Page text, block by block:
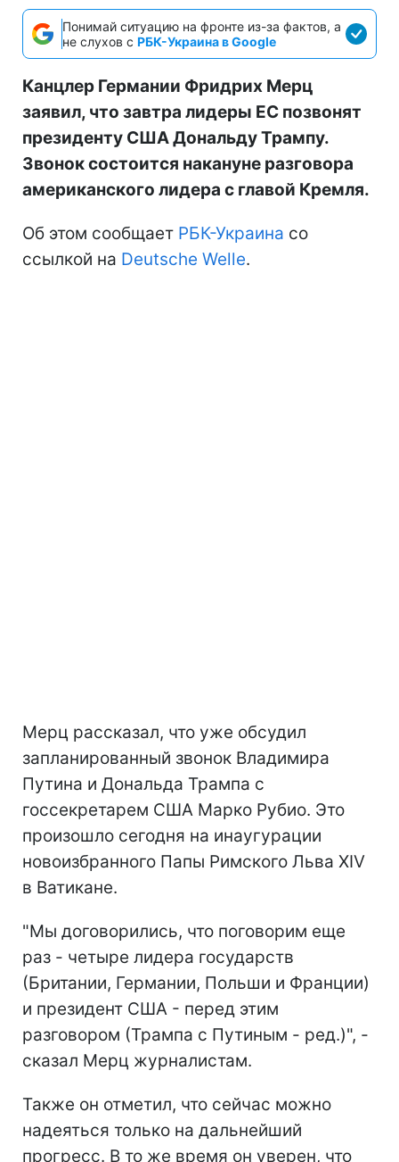
Понимай ситуацию на фронте из-за фактов, а
не слухов с РБК-Украина в Google
Канцлер Германии Фридрих Мерц
заявил, что завтра лидеры ЕС позвонят
президенту США Дональду Трампу.
Звонок состоится накануне разговора
американского лидера с главой Кремля.
Об этом сообщает РБК-Украина со
ссылкой на Deutsche Welle.
Мерц рассказал, что уже обсудил
запланированный звонок Владимира
Путина и Дональда Трампа с
госсекретарем США Марко Рубио. Это
произошло сегодня на инаугурации
новоизбранного Папы Римского Льва ХIV
в Ватикане.
"Мы договорились, что поговорим еще
раз - четыре лидера государств
(Британии, Германии, Польши и Франции)
и президент США - перед этим
разговором (Трампа с Путиным - ред.)", -
сказал Мерц журналистам.
Также он отметил, что сейчас можно
надеяться только на дальнейший
прогресс. В то же время он уверен, что